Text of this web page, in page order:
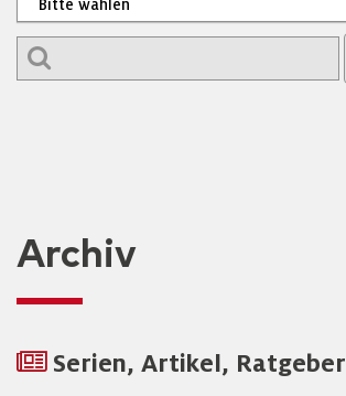
Archiv
Serien, Artikel, Ratgeber